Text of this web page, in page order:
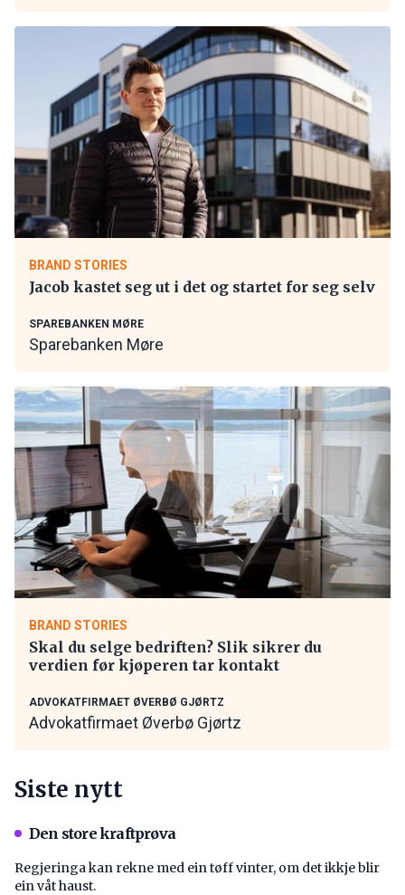
BRAND STORIES
Jacob kastet seg ut i det og startet for seg selv
SPAREBANKEN MØRE
Sparebanken Møre
BRAND STORIES
Skal du selge bedriften? Slik sikrer du
verdien før kjøperen tar kontakt
ADVOKATFIRMAET ØVERBØ GJØRTZ
Advokatfirmaet Øverbø Gjørtz
Siste nytt
Den store kraftprøva
Regjeringa kan rekne med ein tøff vinter, om det ikkje blir
ein våt haust.